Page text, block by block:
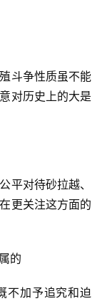
斗争性质虽不能
对历史上的大是
平对待砂拉越、
更关注这方面的
的
不加予追究和迫